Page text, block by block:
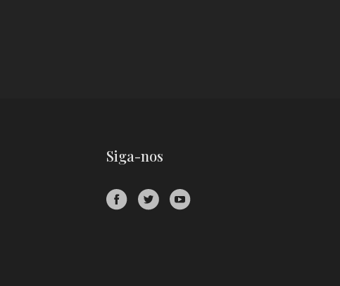
Siga-nos